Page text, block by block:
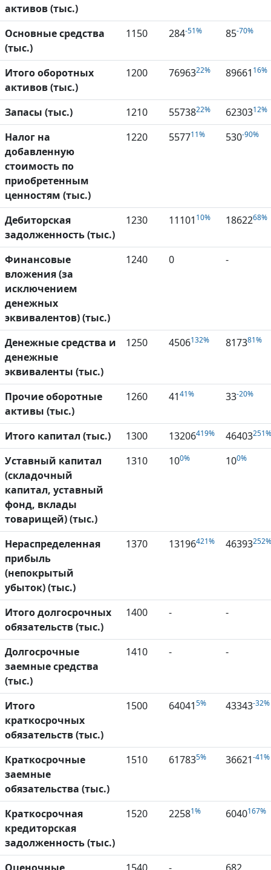
активов (тыс.)
Основные средства
(тыс.)
1150 284-51% 85-70%
Итого оборотных
активов (тыс.)
1200 7696322% 89661 16%
Запасы (тыс.) 1210 5573822% 6230312%
Налог на
добавленную
стоимость по
приобретенным
ценностям (тыс.)
1220 557711% 530-90%
Дебиторская
задолженность (тыс.)
1230 11101 10% 1862268%
Финансовые
вложения (за
исключением
денежных
эквивалентов) (тыс.)
1240 0 -
Денежные средства и
денежные
эквиваленты (тыс.)
1250 4506132% 817381%
Прочие оборотные
активы (тыс.)
1260 4141% 33-20%
Итого капитал (тыс.) 1300 13206419% 46403251%
Уставный капитал
(складочный
капитал, уставный
фонд, вклады
товарищей) (тыс.)
1310 100% 100%
Нераспределенная
прибыль
(непокрытый
убыток) (тыс.)
1370 13196421% 46393252%
Итого долгосрочных
обязательств (тыс.)
1400 - -
Долгосрочные
заемные средства
(тыс.)
1410 - -
Итого
краткосрочных
обязательств (тыс.)
1500 640415% 43343-32%
Краткосрочные
заемные
обязательства (тыс.)
1510 617835% 36621-41%
Краткосрочная
кредиторская
задолженность (тыс.)
1520 22581% 6040167%